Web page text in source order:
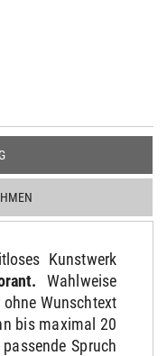
Kunstwerk
. Wahlweise
Wunschtext
bis maximal 20
Spruch